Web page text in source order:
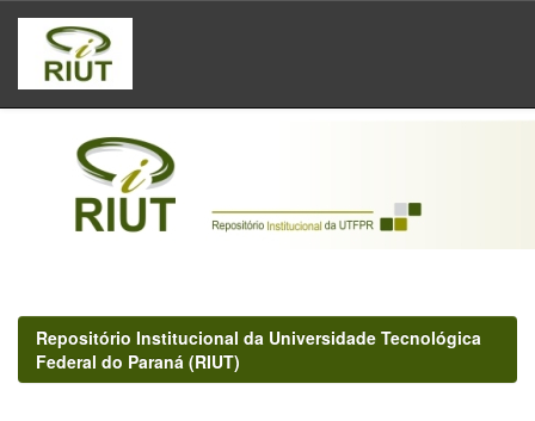
Skip
navigation
Repositório Institucional da Universidade Tecnológica
Federal do Paraná (RIUT)